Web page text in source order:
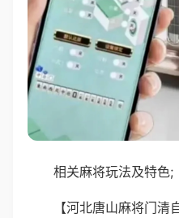
相关麻将玩法及特色;
【河北唐山麻将门